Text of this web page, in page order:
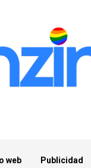
web Publicidad